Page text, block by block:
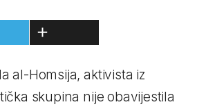
al-Homsija, aktivista iz
skupina nije obavijestila